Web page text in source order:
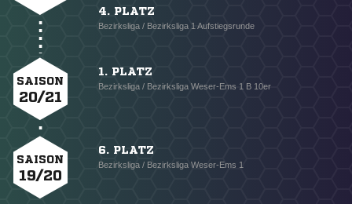
4. PLATZ
Bezirksliga / Bezirksliga 1 Aufstiegsrunde
SAISON
20/21
1. PLATZ
Bezirksliga / Bezirksliga Weser-Ems 1 B 10er
SAISON
19/20
6. PLATZ
Bezirksliga / Bezirksliga Weser-Ems 1